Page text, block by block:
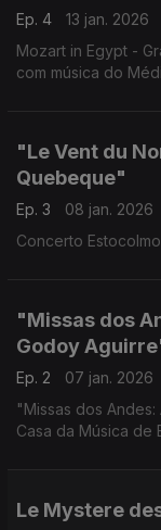
Ep. 4
13 jan. 2026
Mozart in Egypt -
com música do
"Le Vent du
Quebeque"
Ep. 3
08 jan. 2026
Concerto
"Missas dos
Godoy
Ep. 2
07 jan. 2026
"Missas dos
Casa da Música de
Le Mystere